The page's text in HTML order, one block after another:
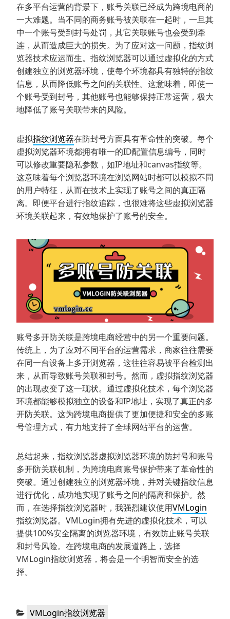
在多平台运营的背景下，账号关联已经成为跨境电商的
一大难题。当不同的商务账号被关联在一起时，一旦其
中一个账号受到封号处罚，其它关联账号也会受到牵
连，从而造成巨大的损失。为了应对这一问题，指纹浏
览器技术应运而生。指纹浏览器可以通过虚拟化的方式
创建独立的浏览器环境，使每个环境都具有独特的指纹
信息，从而降低账号之间的关联性。这意味着，即使一
个账号受到封号，其他账号也能够保持正常运营，极大
地降低了账号关联带来的风险。
虚拟指纹浏览器在防封号方面具有革命性的突破。每个
虚拟浏览器环境都拥有唯一的ID配置信息编号，同时
可以修改重要隐私参数，如IP地址和canvas指纹等。
这意味着每个浏览器环境在浏览网站时都可以模拟不同
的用户特征，从而在技术上实现了账号之间的真正隔
离。即便平台进行指纹追踪，也很难将这些虚拟浏览器
环境关联起来，有效地保护了账号的安全。
账号多开防关联是跨境电商经营中的另一个重要问题。
传统上，为了应对不同平台的运营需求，商家往往需要
在同一台设备上多开浏览器，这往往容易被平台检测出
来，从而导致账号关联和封号。然而，虚拟指纹浏览器
的出现改变了这一现状。通过虚拟化技术，每个浏览器
环境都能够模拟独立的设备和IP地址，实现了真正的多
开防关联。这为跨境电商提供了更加便捷和安全的多账
号管理方式，有力地支持了全球网站平台的运营。
总结起来，指纹浏览器虚拟浏览器环境的防封号和账号
多开防关联机制，为跨境电商账号保护带来了革命性的
突破。通过创建独立的浏览器环境，并对关键指纹信息
进行优化，成功地实现了账号之间的隔离和保护。然
而，在选择指纹浏览器时，我强烈建议使用VMLogin
指纹浏览器。VMLogin拥有先进的虚拟化技术，可以
提供100%安全隔离的浏览器环境，有效防止账号关联
和封号风险。在跨境电商的发展道路上，选择
VMLogin指纹浏览器，将会是一个明智而安全的选
择。
分 VMLogin指纹浏览器